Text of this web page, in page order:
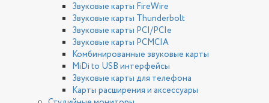
Звуковые карты FireWire
Звуковые карты Thunderbolt
Звуковые карты PCI/PCIe
Звуковые карты PCMCIA
Комбинированные звуковые карты
MiDi to USB интерфейсы
Звуковые карты для телефона
Карты расширения и аксессуары